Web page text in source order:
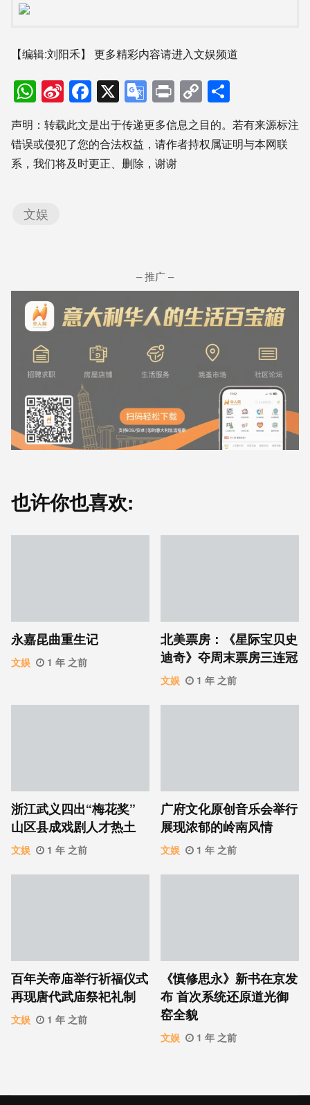
【编辑:刘阳禾】 更多精彩内容请进入文娱频道
WhatsApp
Sina
Weibo
Facebook
X Google
Translate
PrintCopy
Link享
声明：转载此文是出于传递更多信息之目的。若有来源标注
错误或侵犯了您的合法权益，请作者持权属证明与本网联
系，我们将及时更正、删除，谢谢
文娱
– 推广 –
也许你也喜欢:
永嘉昆曲重生记
文娱 1 年 之前
北美票房：《星际宝贝史
迪奇》夺周末票房三连冠
文娱 1 年 之前
浙江武义四出“梅花奖”
山区县成戏剧人才热土
文娱 1 年 之前
广府文化原创音乐会举行
展现浓郁的岭南风情
文娱 1 年 之前
百年关帝庙举行祈福仪式
再现唐代武庙祭祀礼制
文娱 1 年 之前
《慎修思永》新书在京发
布 首次系统还原道光御
窑全貌
文娱 1 年 之前